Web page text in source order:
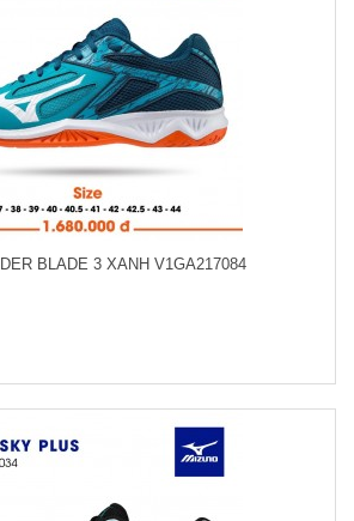
BLADE 3 XANH V1GA217084